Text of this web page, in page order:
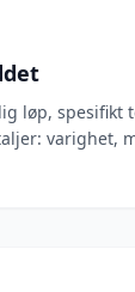
løp, spesifikt
varighet,